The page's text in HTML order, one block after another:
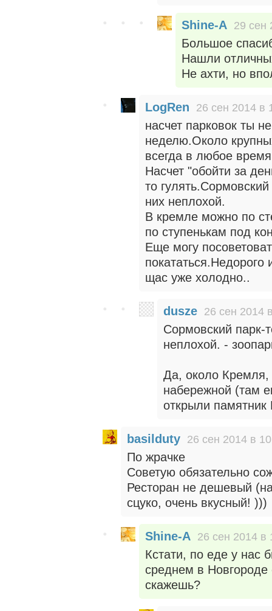
Shine-A 29 сен
Большое
Нашли
Не ахти, но
LogRen 26 сен 2014 в
насчет парковок ты
неделю.Около
всегда в любое
Насчет "обойти за
то
них неплохой.
В кремле можно по
по ступенькам под
Еще могу
покататься.Недорого
щас уже холодно..
dusze 26 сен 2014
Сормовский парк-
неплохой. -
Да, около Кремля,
набережной (там
открыли памятник
basilduty 26 сен 2014 в
По жрачке
Советую обязательно
Ресторан не дешевый
сцуко, очень вкусный! )))
Shine-A 26 сен 2014 в
Кстати, по еде у нас
среднем в Новгороде
скажешь?